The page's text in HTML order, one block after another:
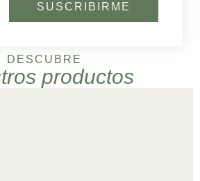
SUSCRIBIRME
DESCUBRE
productos